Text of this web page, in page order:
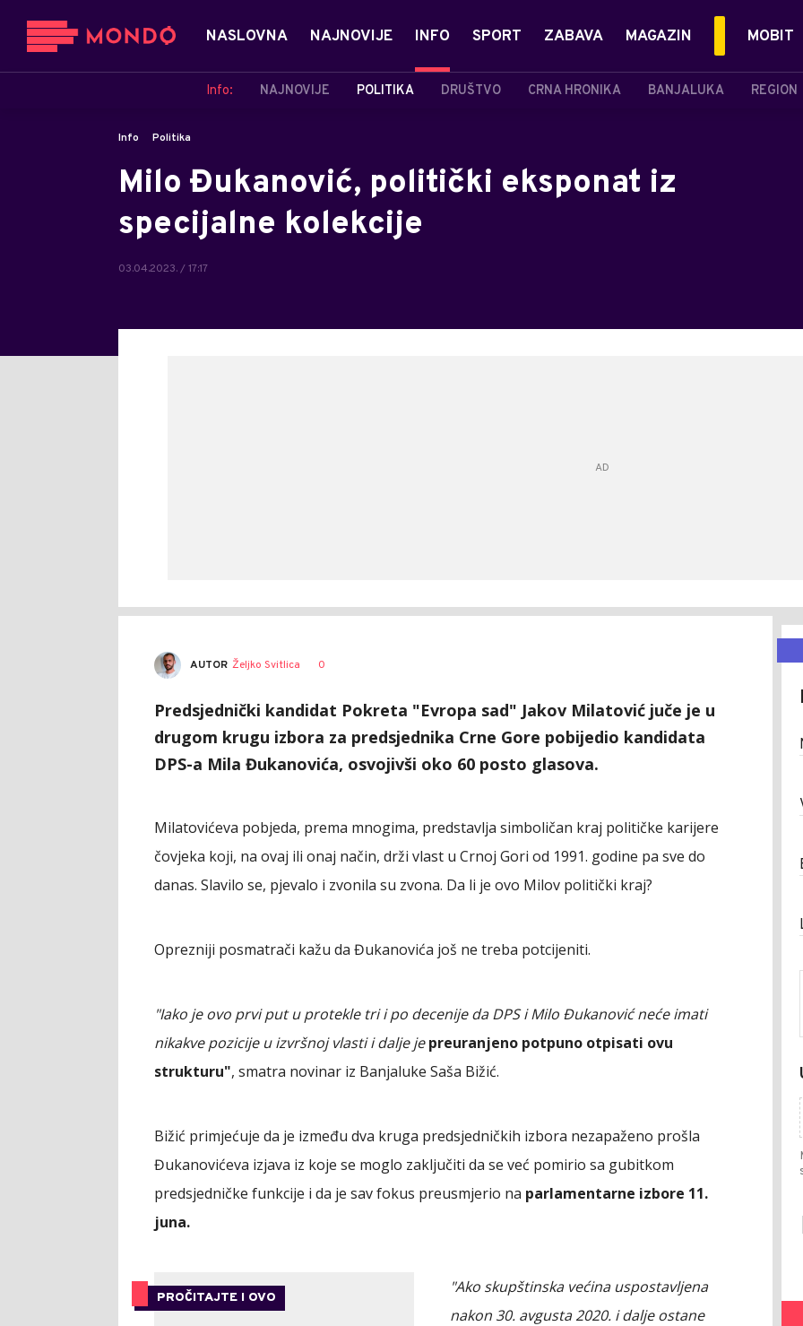
NASLOVNA NAJNOVIJE INFO
Info: NAJNOVIJE POLITIKA DRUŠTVO CRNA HRONIKA BANJALUKA REGION
SPORT ZABAVA MAGAZIN MOBIT
Info Politika
Milo Đukanović, politički eksponat iz
specijalne kolekcije
03.04.2023. / 17:17
AUTOR Željko Svitlica 0
Predsjednički kandidat Pokreta "Evropa sad" Jakov Milatović juče je u
drugom krugu izbora za predsjednika Crne Gore pobijedio kandidata
DPS-a Mila Đukanovića, osvojivši oko 60 posto glasova.
Milatovićeva pobjeda, prema mnogima, predstavlja simboličan kraj političke karijere
čovjeka koji, na ovaj ili onaj način, drži vlast u Crnoj Gori od 1991. godine pa sve do
danas. Slavilo se, pjevalo i zvonila su zvona. Da li je ovo Milov politički kraj?
Oprezniji posmatrači kažu da Đukanovića još ne treba potcijeniti.
"Iako je ovo prvi put u protekle tri i po decenije da DPS i Milo Đukanović neće imati
nikakve pozicije u izvršnoj vlasti i dalje jepreuranjeno potpuno otpisati ovu
strukturu", smatra novinar iz Banjaluke Saša Bižić.
Bižić primjećuje da je između dva kruga predsjedničkih izbora nezapaženo prošla
Đukanovićeva izjava iz koje se moglo zaključiti da se već pomirio sa gubitkom
predsjedničke funkcije i da je sav fokus preusmjerio na parlamentarne izbore 11.
juna.
PROČITAJTE I OVO
"Ako skupštinska većina uspostavljena
nakon 30. avgusta 2020. i dalje ostane